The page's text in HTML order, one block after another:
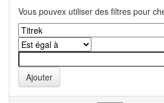
Vous pouvex utiliser des filtres pour